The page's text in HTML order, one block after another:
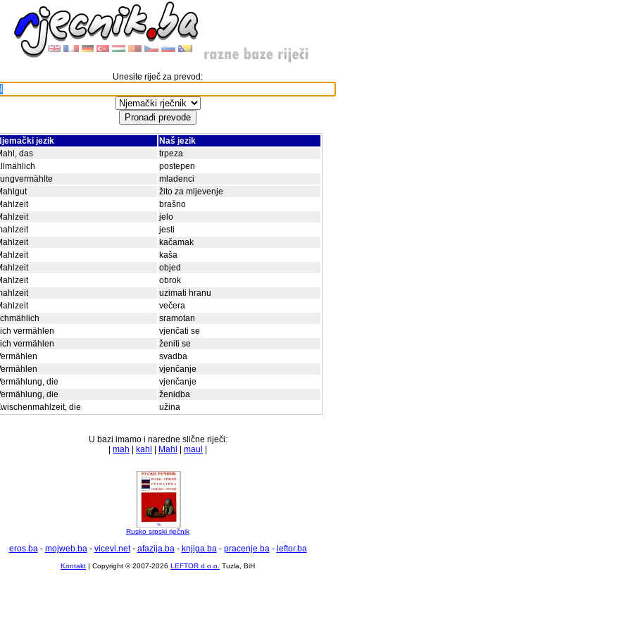
Unesite riječ za prevod:
jezik
Naš jezik
das
trpeza
postepen
mladenci
žito za mljevenje
brašno
jelo
jesti
kačamak
kaša
objed
obrok
uzimati hranu
večera
sramotan
vermählen
vjenčati se
vermählen
ženiti se
svadba
vjenčanje
die
vjenčanje
die
ženidba
die
užina
U bazi imamo i naredne slične riječi:
mah kahl Mahl maul
Rusko srpski rječnik
eros.ba- mojweb.ba- vicevi.net- afazija.ba- knjiga.ba- pracenje.ba- leftor.ba
Kontakt | Copyright © 2007-2026 LEFTOR d.o.o. Tuzla, BiH